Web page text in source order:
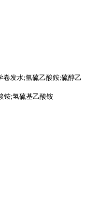
卷发水;氫硫乙酸銨;硫醇乙
铵;氢硫基乙酸铵